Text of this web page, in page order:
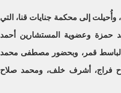
4026 لسنة 2025 كلي قنا، وأُحيلت إلى محكمة جنايات قنا، التي
حمزة وعضوية المستشارين أحمد
قمر، وبحضور مصطفى محمد
فراج، أشرف خلف، ومحمد صلاح